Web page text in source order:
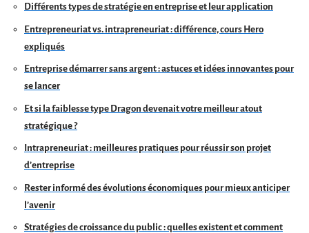
Différents types de stratégie en entreprise et leur application
Entrepreneuriat vs. intrapreneuriat : différence, cours Hero
expliqués
Entreprise démarrer sans argent : astuces et idées innovantes pour
se lancer
Et si la faiblesse type Dragon devenait votre meilleur atout
stratégique ?
Intrapreneuriat : meilleures pratiques pour réussir son projet
d’entreprise
Rester informé des évolutions économiques pour mieux anticiper
l’avenir
Stratégies de croissance du public : quelles existent et comment